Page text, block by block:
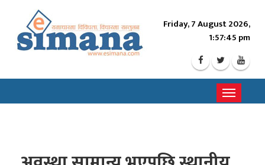
Friday, 7 August 2026,
1:57:47 pm
Toggle